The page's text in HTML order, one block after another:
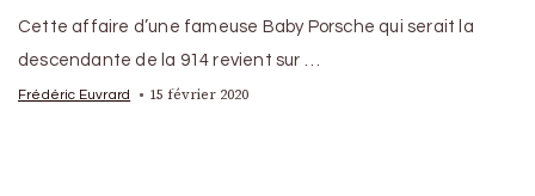
Cette affaire d’une fameuse Baby Porsche qui serait la
descendante de la 914 revient sur …
Frédéric Euvrard 15 février 2020